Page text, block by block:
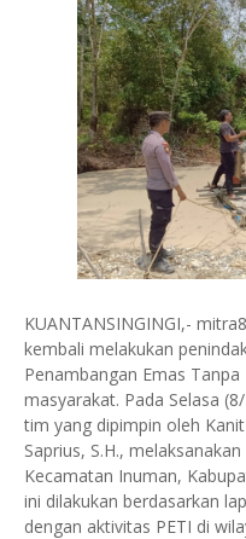
KUANTANSINGINGI,-
kembali melakukan
Penambangan Emas
masyarakat. Pada Selasa
tim yang dipimpin oleh
Saprius, S.H.,
Kecamatan Inuman,
ini dilakukan berdasarkan
dengan aktivitas PETI di